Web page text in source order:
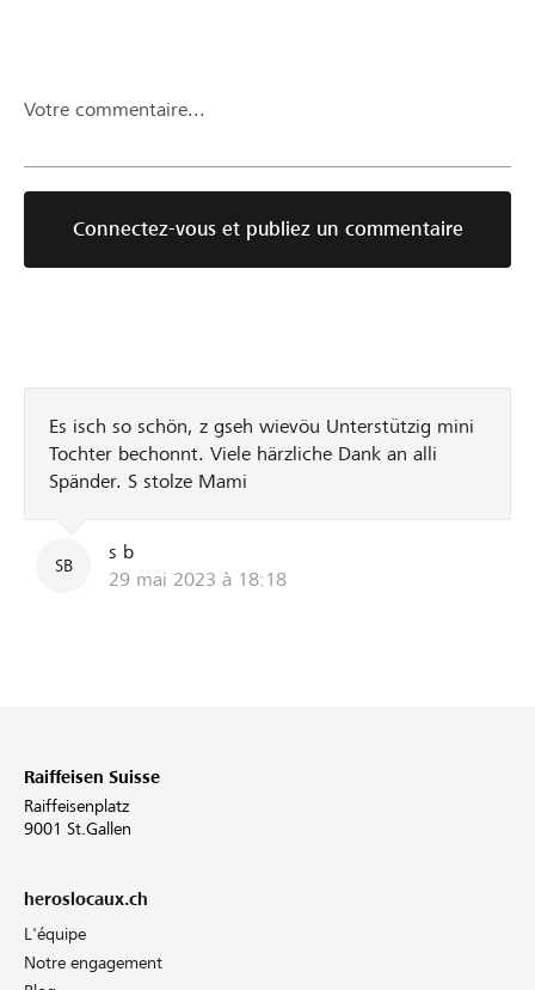
Votre commentaire...
Connectez-vous et publiez un commentaire
Es isch so schön, z gseh wievöu Unterstützig mini
Tochter bechonnt. Viele härzliche Dank an alli
Spänder. S stolze Mami
SB
s b
29 mai 2023 à 18:18
Raiffeisen Suisse
Raiffeisenplatz
9001 St.Gallen
heroslocaux.ch
L'équipe
Notre engagement